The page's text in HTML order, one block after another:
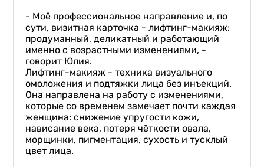
- Моё профессиональное направление и, по
сути, визитная карточка - лифтинг-макияж:
продуманный, деликатный и работающий
именно с возрастными изменениями, -
говорит Юлия.
Лифтинг-макияж - техника визуального
омоложения и подтяжки лица без инъекций.
Она направлена на работу с изменениями,
которые со временем замечает почти каждая
женщина: снижение упругости кожи,
нависание века, потеря чёткости овала,
морщинки, пигментация, сухость и тусклый
цвет лица.